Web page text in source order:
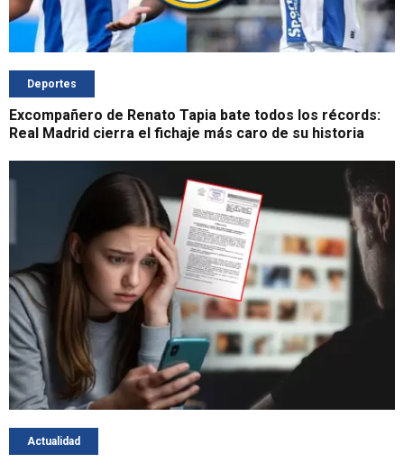
Deportes
Excompañero de Renato Tapia bate todos los récords:
Real Madrid cierra el fichaje más caro de su historia
Actualidad